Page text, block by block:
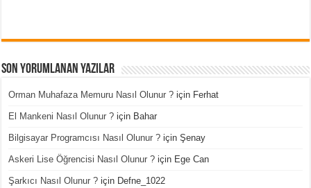
Son Yorumlanan Yazılar
Orman Muhafaza Memuru Nasıl Olunur ? için Ferhat
El Mankeni Nasıl Olunur ? için Bahar
Bilgisayar Programcısı Nasıl Olunur ? içinŞenay
Askeri Lise Öğrencisi Nasıl Olunur ? için Ege Can
Şarkıcı Nasıl Olunur ? için Defne_1022